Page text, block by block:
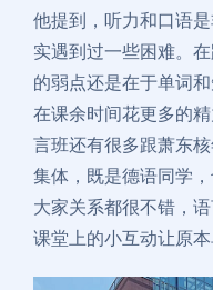
他提到，听力和口语
实遇到过一些困难。
的弱点还是在于单词
在课余时间花更多的
言班还有很多跟萧东
集体，既是德语同学
大家关系都很不错，
课堂上的小互动让原